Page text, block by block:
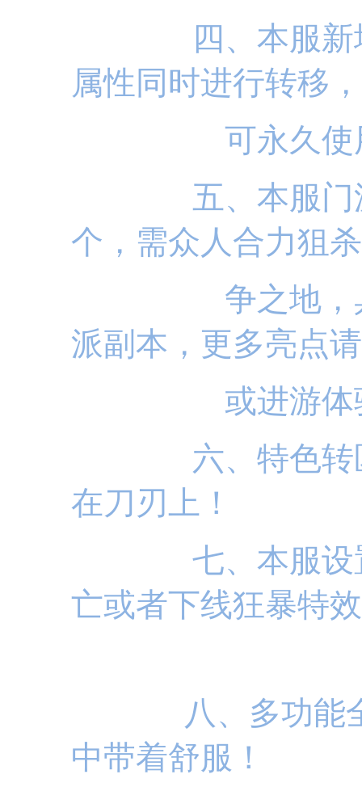
四、本服新增
属性同时进行转移
可永久
五、本服门派
个，需众人合力狙
争之地，具体
派副本，更多亮点
或进游体
六、特色转区
在刀刃上！
七、本服设置
亡或者下线狂暴特
八、多功能全
中带着舒服！